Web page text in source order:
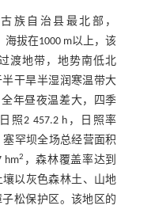
族自治县最北部，
，海拔在1000 m以上，该
渡地带，地势南低北
干旱半湿润寒温带大
年昼夜温差大，四季
照2 457.2 h，日照率
塞罕坝全场总经营面积
hm2 ，森林覆盖率达到
壤以灰色森林土、山地
松保护区。该地区的